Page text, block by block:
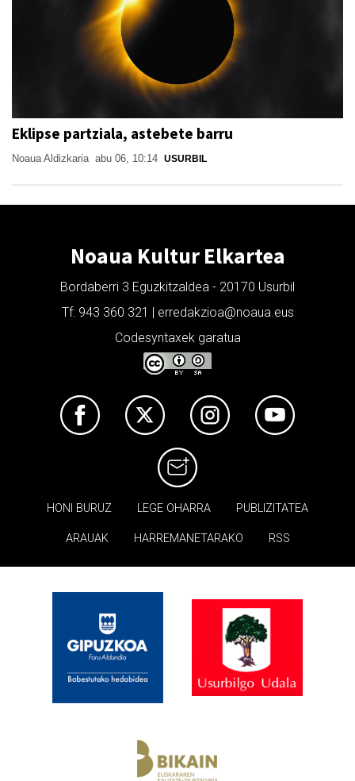
Eklipse partziala, astebete barru
Noaua Aldizkaria abu 06, 10:14 USURBIL
Noaua Kultur Elkartea
Bordaberri 3 Eguzkitzaldea - 20170 Usurbil
Tf: 943 360 321 | erredakzioa@noaua.eus
Codesyntaxek garatua
HONI BURUZ LEGE OHARRA PUBLIZITATEA
ARAUAK HARREMANETARAKO RSS